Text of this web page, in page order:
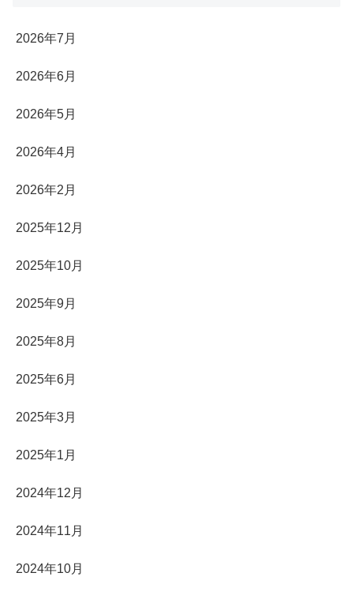
2026年7月
2026年6月
2026年5月
2026年4月
2026年2月
2025年12月
2025年10月
2025年9月
2025年8月
2025年6月
2025年3月
2025年1月
2024年12月
2024年11月
2024年10月